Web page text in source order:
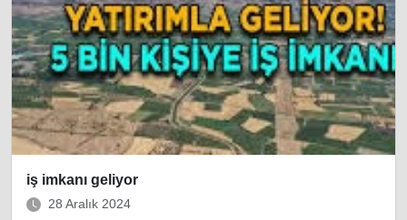
iş imkanı geliyor
28 Aralık 2024